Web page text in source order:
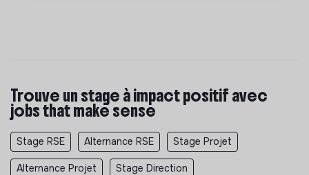
Trouve un stage à impact positif avec
jobs that make sense
Stage RSE Alternance RSE Stage Projet
Alternance Projet Stage Direction